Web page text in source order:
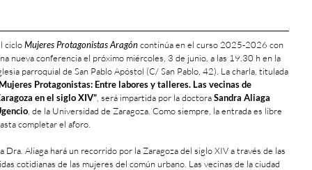
cicloMujeres Protagonistas Aragóncontinúa en el curso 2025-2026 con
nueva conferencia el próximo miércoles, 3 de junio, a las 19.30 h en la
parroquial de San Pablo Apóstol (C/ San Pablo, 42). La charla, titulada
Protagonistas: Entre labores y talleres. Las vecinas de
en el siglo XIV” , será impartida por la doctoraSandra Aliaga
, de la Universidad de Zaragoza. Como siempre, la entrada es libre
completar el aforo.
Dra. Aliaga hará un recorrido por la Zaragoza del siglo XIV a través de las
cotidianas de las mujeres del común urbano. Las vecinas de la ciudad